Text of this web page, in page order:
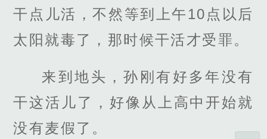
干点儿活，不然等到上午10点以后
太阳就毒了，那时候干活才受罪。
来到地头，孙刚有好多年没有
干这活儿了，好像从上高中开始就
没有麦假了。